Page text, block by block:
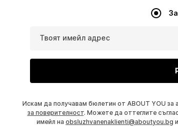
Твоят имейл адрес
Искам да получавам бюлетин от ABOUT YOU за
за поверителност. Можете да оттеглите
имейл на obsluzhvanenaklienti@aboutyou.bg